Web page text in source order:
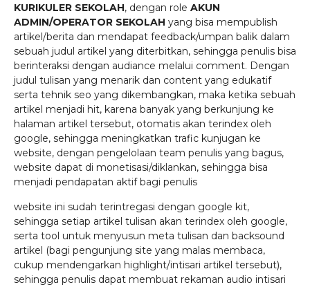
KURIKULER SEKOLAH, dengan role AKUN
ADMIN/OPERATOR SEKOLAH yang bisa mempublish
artikel/berita dan mendapat feedback/umpan balik dalam
sebuah judul artikel yang diterbitkan, sehingga penulis bisa
berinteraksi dengan audiance melalui comment. Dengan
judul tulisan yang menarik dan content yang edukatif
serta tehnik seo yang dikembangkan, maka ketika sebuah
artikel menjadi hit, karena banyak yang berkunjung ke
halaman artikel tersebut, otomatis akan terindex oleh
google, sehingga meningkatkan trafic kunjugan ke
website, dengan pengelolaan team penulis yang bagus,
website dapat di monetisasi/diklankan, sehingga bisa
menjadi pendapatan aktif bagi penulis
website ini sudah terintregasi dengan google kit,
sehingga setiap artikel tulisan akan terindex oleh google,
serta tool untuk menyusun meta tulisan dan backsound
artikel (bagi pengunjung site yang malas membaca,
cukup mendengarkan highlight/intisari artikel tersebut),
sehingga penulis dapat membuat rekaman audio intisari